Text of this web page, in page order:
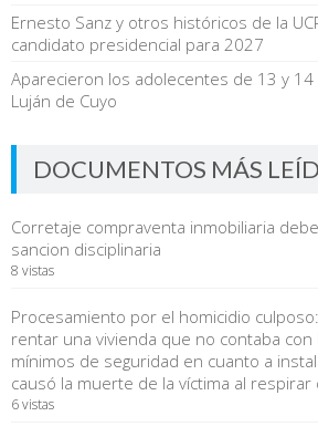
Ernesto Sanz y otros históricos de la
candidato presidencial para 2027
Aparecieron los adolecentes de 13 y
Luján de Cuyo
DOCUMENTOS MÁS
Corretaje compraventa inmobiliaria
sancion disciplinaria
8 vistas
Procesamiento por el homicidio
rentar una vivienda que no contaba
mínimos de seguridad en cuanto a
causó la muerte de la víctima al
6 vistas